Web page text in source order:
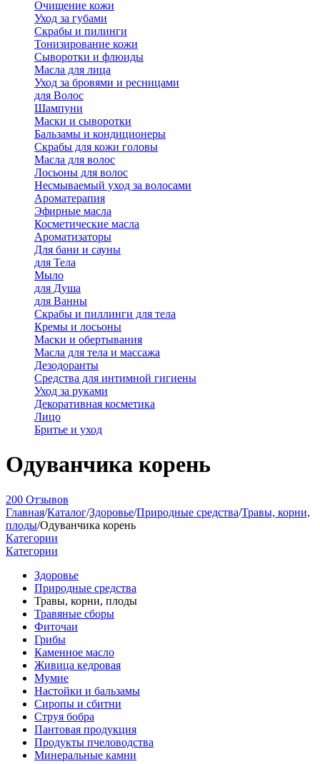
Очищение кожи
Уход за губами
Скрабы и пилинги
Тонизирование кожи
Сыворотки и флюиды
Масла для лица
Уход за бровями и ресницами
для Волос
Шампуни
Маски и сыворотки
Бальзамы и кондиционеры
Скрабы для кожи головы
Масла для волос
Лосьоны для волос
Несмываемый уход за волосами
Ароматерапия
Эфирные масла
Косметические масла
Ароматизаторы
Для бани и сауны
для Тела
Мыло
для Душа
для Ванны
Скрабы и пиллинги для тела
Кремы и лосьоны
Маски и обертывания
Масла для тела и массажа
Дезодоранты
Средства для интимной гигиены
Уход за руками
Декоративная косметика
Лицо
Бритье и уход
Одуванчика корень
200 Отзывов
Главная/Каталог/Здоровье/Природные средства/Травы, корни,
плоды/Одуванчика корень
Категории
Категории
Здоровье
Природные средства
Травы, корни, плоды
Травяные сборы
Фиточаи
Грибы
Каменное масло
Живица кедровая
Мумие
Настойки и бальзамы
Сиропы и сбитни
Струя бобра
Пантовая продукция
Продукты пчеловодства
Минеральные камни